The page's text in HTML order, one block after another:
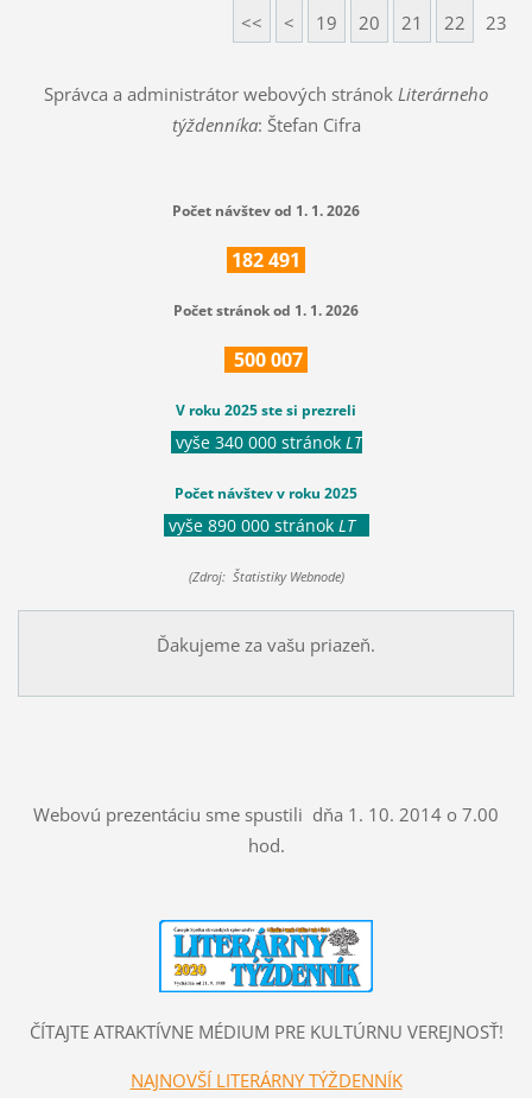
<< < 19 20 21 22 23
Správca a administrátor webových stránok Literárneho
týždenníka: Štefan Cifra
Počet návštev od 1. 1. 2026
182491
Počet stránok od 1. 1. 2026
500007
V roku 2025 ste si prezreli
vyše 340 000 stránok LT
Počet návštev v roku 2025
vyše 890 000 stránok LT
(Zdroj: Štatistiky Webnode)
Ďakujeme za vašu priazeň.
Webovú prezentáciu sme spustili dňa 1. 10. 2014 o 7.00
hod.
ČÍTAJTE ATRAKTÍVNE MÉDIUM PRE KULTÚRNU VEREJNOSŤ!
NAJNOVŠÍ LITERÁRNY TÝŽDENNÍK